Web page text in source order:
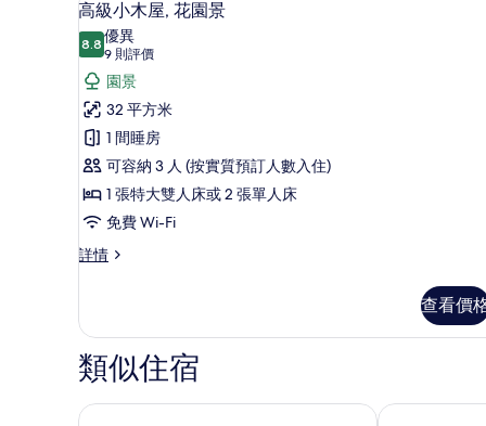
的
相
片
情
入
所
有
高
級
小
木
屋,
花
的
相
4
高級小木屋, 花園景
8.88.8 分，滿分 10 分
優異
9 則評價
(9
則
評
價)
園景
32 平方米
1 間睡房
可容納 3 人 (按實質預訂人數入住)
1 張特大雙人床或 2 張單人床
免費 Wi-Fi
詳情
高
屋,
花
園
景
詳
查看價
類似住宿
龍目島聖吉吉梅魯瑪塔 龍目島天堂